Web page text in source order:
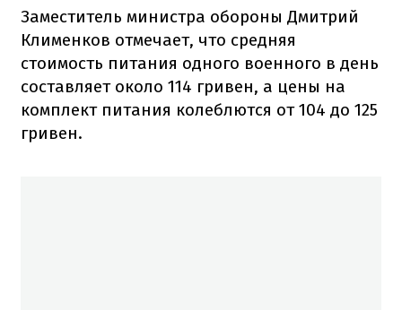
Заместитель министра обороны Дмитрий
Клименков отмечает, что средняя
стоимость питания одного военного в день
составляет около 114 гривен, а цены на
комплект питания колеблются от 104 до 125
гривен.